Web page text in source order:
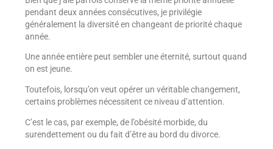
pendant deux années consécutives, je privilégie
généralement la diversité en changeant de priorité chaque
année.
Une année entière peut sembler une éternité, surtout quand
on est jeune.
Toutefois, lorsqu’on veut opérer un véritable changement,
certains problèmes nécessitent ce niveau d’attention.
C’est le cas, par exemple, de l’obésité morbide, du
surendettement ou du fait d’être au bord du divorce.